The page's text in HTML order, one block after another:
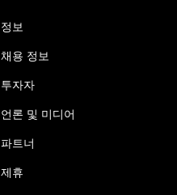
정보
채용 정보
투자자
언론 및 미디어
파트너
제휴